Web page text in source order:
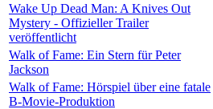
Wake Up Dead Man: A Knives Out
Mystery - Offizieller Trailer
veröffentlicht
Walk of Fame: Ein Stern für Peter
Jackson
Walk of Fame: Hörspiel über eine fatale
B-Movie-Produktion